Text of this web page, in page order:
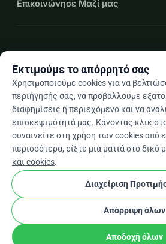
Επικοινώνησε Μαζί μας
Elarrow_drop_down
★★★★★4,9 / 5 βάσει 500+
© 2012–2026
Όροι και προϋποθέσειςcookieΡυθμίσεις
Κατασκευασμένο στην Ευρώπη
Επαληθευμένος Συνεργάτης
Εκτιμούμε το απόρρητό σας
Χρησιμοποιούμε cookies για να
περιήγησής σας, να προβάλλουμε
διαφημίσεις ή περιεχόμενο και να
επισκεψιμότητά μας. Κάνοντας κλικ
συναινείτε στη χρήση των cookies από
περισσότερα, ρίξτε μια ματιά στο δικό
και cookies.
Διαχείριση
Απόρριψη όλων
Αποδοχή όλων